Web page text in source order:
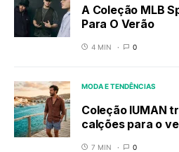
A Coleção MLB
Para O Verão
4 MIN 0
MODA E TENDÊNCIAS
Coleção IUMAN
calções para o
7 MIN 0